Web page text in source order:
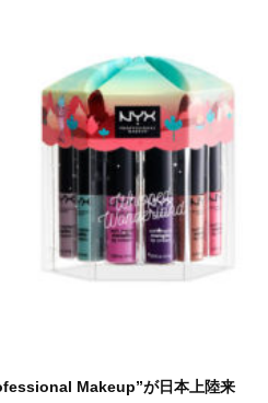
Makeup”が日本上陸来